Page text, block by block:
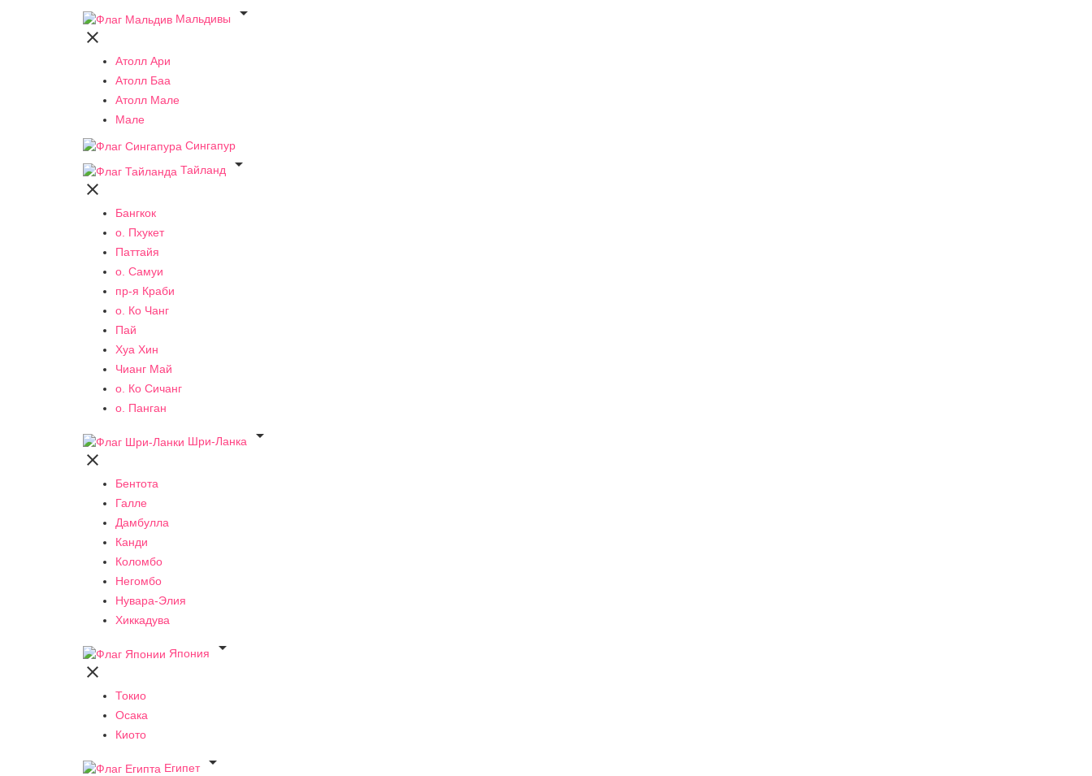
Мальдивы


Атолл Ари
Атолл Баа
Атолл Мале
Мале
Сингапур
Тайланд


Бангкок
о. Пхукет
Паттайя
о. Самуи
пр-я Краби
о. Ко Чанг
Пай
Хуа Хин
Чианг Май
о. Ко Сичанг
о. Панган
Шри-Ланка


Бентота
Галле
Дамбулла
Канди
Коломбо
Негомбо
Нувара-Элия
Хиккадува
Япония


Токио
Осака
Киото
Египет
